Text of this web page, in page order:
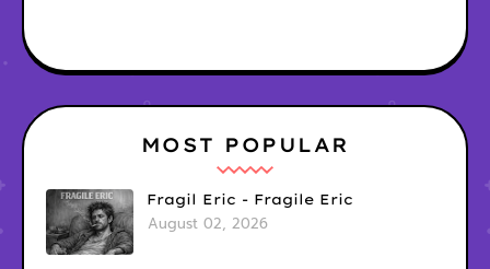
MOST POPULAR
Fragil Eric - Fragile Eric
August 02, 2026